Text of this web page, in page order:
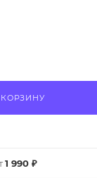
1 990 ₽